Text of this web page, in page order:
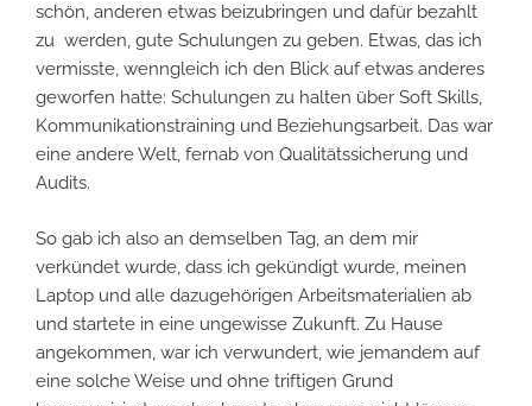
schön, anderen etwas beizubringen und dafür bezahlt
zu werden, gute Schulungen zu geben. Etwas, das ich
vermisste, wenngleich ich den Blick auf etwas anderes
geworfen hatte: Schulungen zu halten über Soft Skills,
Kommunikationstraining und Beziehungsarbeit. Das war
eine andere Welt, fernab von Qualitätssicherung und
Audits.
So gab ich also an demselben Tag, an dem mir
verkündet wurde, dass ich gekündigt wurde, meinen
Laptop und alle dazugehörigen Arbeitsmaterialien ab
und startete in eine ungewisse Zukunft. Zu Hause
angekommen, war ich verwundert, wie jemandem auf
eine solche Weise und ohne triftigen Grund